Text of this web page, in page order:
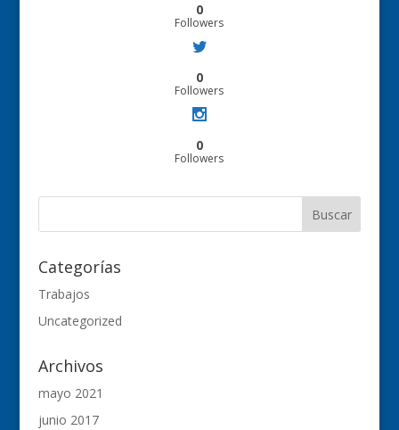
0
Followers
0
Followers
0
Followers
Categorías
Trabajos
Uncategorized
Archivos
mayo 2021
junio 2017